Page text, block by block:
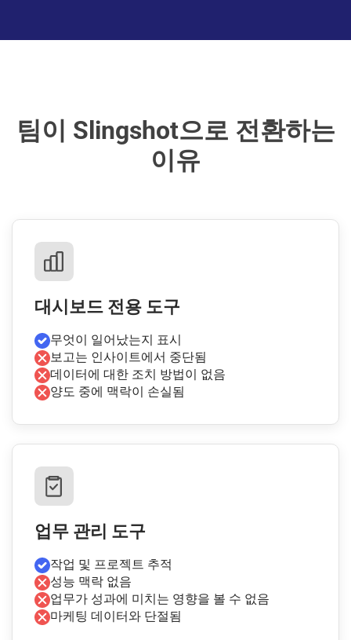
팀이 Slingshot으로 전환하는
이유
대시보드 전용 도구
무엇이 일어났는지 표시
보고는 인사이트에서 중단됨
데이터에 대한 조치 방법이 없음
양도 중에 맥락이 손실됨
업무 관리 도구
작업 및 프로젝트 추적
성능 맥락 없음
업무가 성과에 미치는 영향을 볼 수 없음
마케팅 데이터와 단절됨